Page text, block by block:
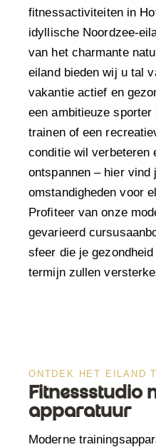
fitnessactiviteiten in
idyllische Noordzee-
van het charmante
eiland bieden wij u tal
vakantie actief en
een ambitieuze
trainen of een
conditie wil verbeteren
ontspannen – hier vind
omstandigheden voor
Profiteer van onze
gevarieerd
sfeer die je
termijn zullen
ONTDEK HET EILAND
Fitnessstudio
apparatuur
Moderne